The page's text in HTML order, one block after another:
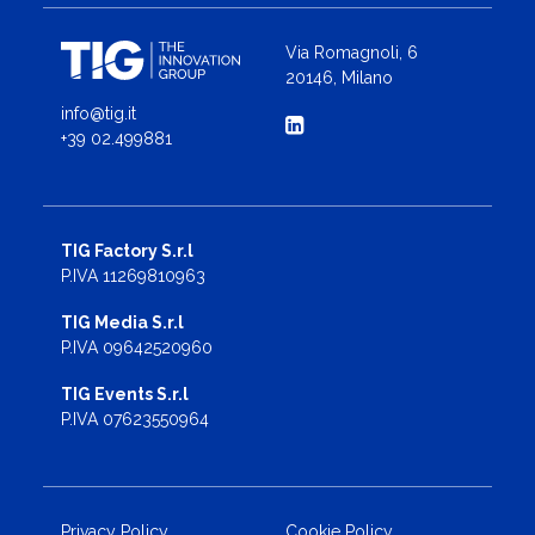
info@tig.it
+39 02.499881
Via Romagnoli, 6
20146, Milano
TIG Factory S.r.l
P.IVA 11269810963
TIG Media S.r.l
P.IVA 09642520960
TIG Events S.r.l
P.IVA 07623550964